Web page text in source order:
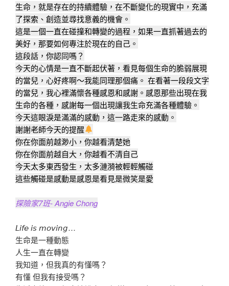
生命，就是存在的持續體驗，在不斷變化的現實中，充滿
了探索、創造並尋找意義的機會。
這是一個一直在碰撞和轉變的過程，如果一直抓著過去的
美好，那要如何專注於現在的自己。
這段話，你認同嗎？
今天的心情是一直不斷起伏著，看見每個生命的脆弱展現
的當兒，心好疼啊～我能同理那個痛。 在看著一段段文字
的當兒，我心裡滿懷各種感恩和感謝。感恩那些出現在我
生命的各種，感謝每一個出現讓我生命充滿各種體驗。
今天這眼淚是滿滿的感動，這一路走來的感動。
謝謝老師今天的提醒
你在你面前越渺小，你越看清楚她
你在你面前越自大，你越看不清自己
今天太多東西發生，太多漣漪被輕輕觸碰
這些觸碰是感動是感恩是看見是微笑是愛
探險家7班- Angie Chong
𝘓𝘪𝘧𝘦 𝘪𝘴 𝘮𝘰𝘷𝘪𝘯𝘨…
生命是一種動態
人生一直在轉變
我知道，但我真的有懂嗎？
有懂 但我有接受嗎？